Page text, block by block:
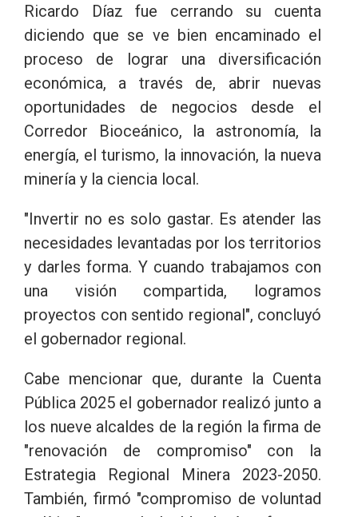
Ricardo Díaz fue cerrando su cuenta
diciendo que se ve bien encaminado el
proceso de lograr una diversificación
económica, a través de, abrir nuevas
oportunidades de negocios desde el
Corredor Bioceánico, la astronomía, la
energía, el turismo, la innovación, la nueva
minería y la ciencia local.
"Invertir no es solo gastar. Es atender las
necesidades levantadas por los territorios
y darles forma. Y cuando trabajamos con
una visión compartida, logramos
proyectos con sentido regional", concluyó
el gobernador regional.
Cabe mencionar que, durante la Cuenta
Pública 2025 el gobernador realizó junto a
los nueve alcaldes de la región la firma de
"renovación de compromiso" con la
Estrategia Regional Minera 2023-2050.
También, firmó "compromiso de voluntad